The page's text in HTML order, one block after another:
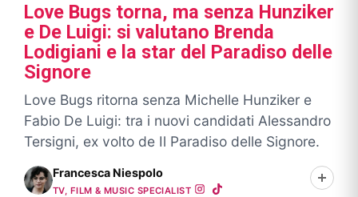
Love Bugs torna, ma senza Hunziker
e De Luigi: si valutano Brenda
Lodigiani e la star del Paradiso delle
Signore
Love Bugs ritorna senza Michelle Hunziker e
Fabio De Luigi: tra i nuovi candidati Alessandro
Tersigni, ex volto de Il Paradiso delle Signore.
Francesca Niespolo
TV, FILM & MUSIC SPECIALIST